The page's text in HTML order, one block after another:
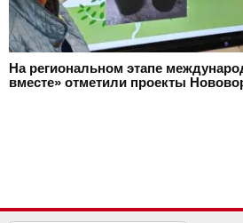
На региональном этапе
вместе» отметили проекты